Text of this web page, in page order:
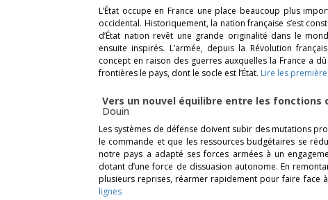
L’État occupe en France une place beaucoup plus
occidental. Historiquement, la nation française s’est
d’État nation revêt une grande originalité dans le
ensuite inspirés. L’armée, depuis la Révolution
concept en raison des guerres auxquelles la France a
frontières le pays, dont le socle est l’État. Lire les
Vers un nouvel équilibre entre les fonctions
Douin
Les systèmes de défense doivent subir des mutations
le commande et que les ressources budgétaires se
notre pays a adapté ses forces armées à un
dotant d’une force de dissuasion autonome. En
plusieurs reprises, réarmer rapidement pour faire face
lignes